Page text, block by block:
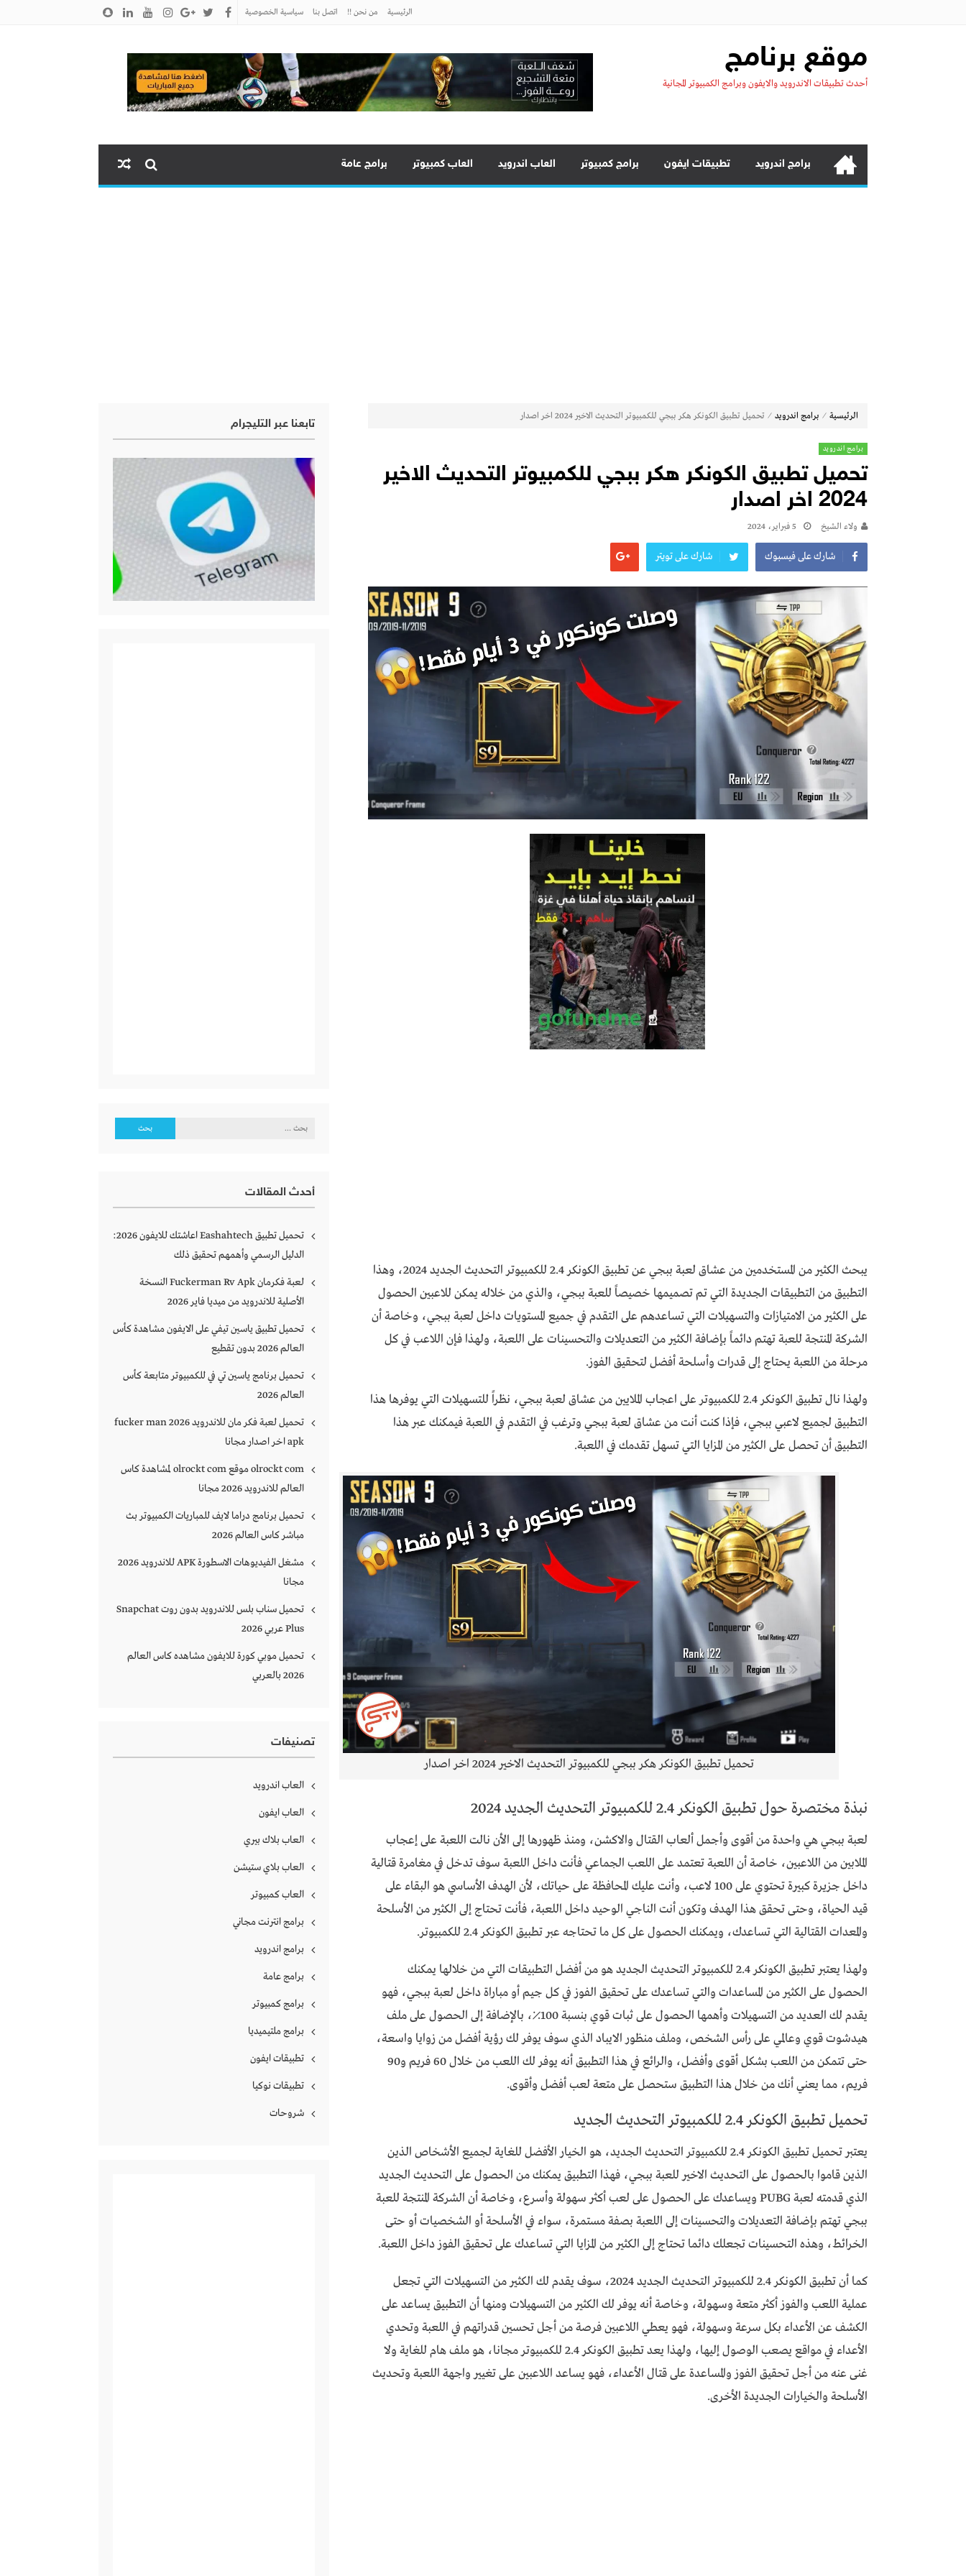
الرئيسية من نحن !! اتصل بنا سياسية الخصوصية
موقع برنامج
أحدث تطبيقات الاندرويد والايفون وبرامج الكمبيوتر المجانية
برامج اندرويد تطبيقات ايفون برامج كمبيوتر العاب اندرويد العاب كمبيوتر برامج عامة
الرئيسية ⁄ برامج اندرويد ⁄ تحميل تطبيق الكونكر هكر ببجي للكمبيوتر التحديث الاخير 2024 اخر اصدار
برامج اندرويد
تحميل تطبيق الكونكر هكر ببجي للكمبيوتر التحديث الاخير
2024 اخر اصدار
ولاء الشيخ 5 فبراير، 2024
شارك على فيسبوك شارك على تويتر
يبحث الكثير من المستخدمين من عشاق لعبة ببجي عن تطبيق الكونكر 2.4 للكمبيوتر التحديث الجديد 2024، وهذا
التطبيق من التطبيقات الجديدة التي تم تصميمها خصيصاً للعبة ببجي، والذي من خلاله يمكن للاعبين الحصول
على الكثير من الامتيازات والتسهيلات التي تساعدهم على التقدم في جميع المستويات داخل لعبة ببجي، وخاصة أن
الشركة المنتجة للعبة تهتم دائماً بإضافة الكثير من التعديلات والتحسينات على اللعبة، ولهذا فإن اللاعب في كل
مرحلة من اللعبة يحتاج إلى قدرات وأسلحة أفضل لتحقيق الفوز.
ولهذا نال تطبيق الكونكر 2.4 للكمبيوتر على اعجاب الملايين من عشاق لعبة ببجي، نظراً للتسهيلات التي يوفرها هذا
التطبيق لجميع لاعبي ببجي، فإذا كنت أنت من عشاق لعبة ببجي وترغب في التقدم في اللعبة فيمكنك عبر هذا
التطبيق أن تحصل على الكثير من المزايا التي تسهل تقدمك في اللعبة.
تحميل تطبيق الكونكر هكر ببجي للكمبيوتر التحديث الاخير 2024 اخر اصدار
نبذة مختصرة حول تطبيق الكونكر 2.4 للكمبيوتر التحديث الجديد 2024
لعبة ببجي هي واحدة من أقوى وأجمل ألعاب القتال والاكشن، ومنذ ظهورها إلى الأن نالت اللعبة على إعجاب
الملابين من اللاعبين، خاصة أن اللعبة تعتمد على اللعب الجماعي فأنت داخل اللعبة سوف تدخل في مغامرة قتالية
داخل جزيرة كبيرة تحتوي على 100 لاعب، وأنت عليك المحافظة على حياتك، لأن الهدف الأساسي هو البقاء على
قيد الحياة، وحتى تحقق هذا الهدف وتكون أنت الناجي الوحيد داخل اللعبة، فأنت تحتاج إلى الكثير من الأسلحة
والمعدات القتالية التي تساعدك، ويمكنك الحصول على كل ما تحتاجه عبر تطبيق الكونكر 2.4 للكمبيوتر.
ولهذا يعتبر تطبيق الكونكر 2.4 للكمبيوتر التحديث الجديد هو من أفضل التطبيقات التي من خلالها يمكنك
الحصول على الكثير من المساعدات والتي تساعدك على تحقيق الفوز في كل جيم أو مباراة داخل لعبة ببجي، فهو
يقدم لك العديد من التسهيلات وأهمها الحصول على ثبات قوي بنسبة 100٪، بالإضافة إلى الحصول على ملف
هيدشوت قوي وعالمي على رأس الشخص، وملف منظور الايباد الذي سوف يوفر لك رؤية أفضل من زوايا واسعة،
حتى تتمكن من اللعب بشكل أقوى وأفضل، والرائع في هذا التطبيق أنه يوفر لك اللعب من خلال 60 فريم و90
فريم، مما يعني أنك من خلال هذا التطبيق ستحصل على متعة لعب أفضل وأقوى.
تحميل تطبيق الكونكر 2.4 للكمبيوتر التحديث الجديد
يعتبر تحميل تطبيق الكونكر 2.4 للكمبيوتر التحديث الجديد، هو الخيار الأفضل للغاية لجميع الأشخاص الذين
الذين قاموا بالحصول على التحديث الاخير للعبة ببجي، فهذا التطبيق يمكنك من الحصول على التحديث الجديد
الذي قدمته لعبة PUBG ويساعدك على الحصول على لعب أكثر سهولة وأسرع، وخاصة أن الشركة المنتجة للعبة
ببجي تهتم بإضافة التعديلات والتحسينات إلى اللعبة بصفة مستمرة، سواء في الأسلحة أو الشخصيات أو حتى
الخرائط، وهذه التحسينات تجعلك دائما تحتاج إلى الكثير من المزايا التي تساعدك على تحقيق الفوز داخل اللعبة.
كما أن تطبيق الكونكر 2.4 للكمبيوتر التحديث الجديد 2024، سوف يقدم لك الكثير من التسهيلات التي تجعل
عملية اللعب والفوز أكثر متعة وسهولة، وخاصة أنه يوفر لك الكثير من التسهيلات ومنها أن التطبيق يساعد على
الكشف عن الأعداء بكل سرعة وسهولة، فهو يعطي اللاعبين فرصة من أجل تحسين قدراتهم في اللعبة وتحدي
الأعداء في مواقع يصعب الوصول إليها، ولهذا يعد تطبيق الكونكر 2.4 للكمبيوتر مجانا، هو ملف هام للغاية ولا
غنى عنه من أجل تحقيق الفوز والمساعدة على قتال الأعداء، فهو يساعد اللاعبين على تغيير واجهة اللعبة وتحديث
الأسلحة والخيارات الجديدة الأخرى.
تابعنا عبر التليجرام
البحث
أحدث المقالات
تحميل تطبيق Eashahtech اعاشتك للايفون 2026:
الدليل الرسمي وأهمهم تحقيق ذلك
لعبة فكرمان Fuckerman Rv Apk النسخة
الأصلية للاندرويد من ميديا فاير 2026
تحميل تطبيق ياسين تيفي على الايفون مشاهدة كأس
العالم 2026 بدون تقطيع
تحميل برنامج ياسين تي في للكمبيوتر متابعة كأس
العالم 2026
تحميل لعبة فكر مان للاندرويد 2026 fucker man
apk اخر اصدار مجانا
olrockt com موقع olrockt com لمشاهدة كاس
العالم للاندرويد 2026 مجانا
تحميل برنامج دراما لايف للمباريات الكمبيوتر بث
مباشر كاس العالم 2026
مشغل الفيديوهات الاسطورة APK للاندرويد 2026
مجانا
تحميل سناب بلس للاندرويد بدون روت Snapchat
Plus‏ عربي 2026
تحميل موبي كورة للايفون مشاهده كاس العالم
2026 بالعربي
تصنيفات
العاب اندرويد
العاب ايفون
العاب بلاك بيري
العاب بلاي ستيشن
العاب كمبيوتر
برامج انترنت مجاني
برامج اندرويد
برامج عامة
برامج كمبيوتر
برامج ملتيميديا
تطبيقات ايفون
تطبيقات نوكيا
شروحات